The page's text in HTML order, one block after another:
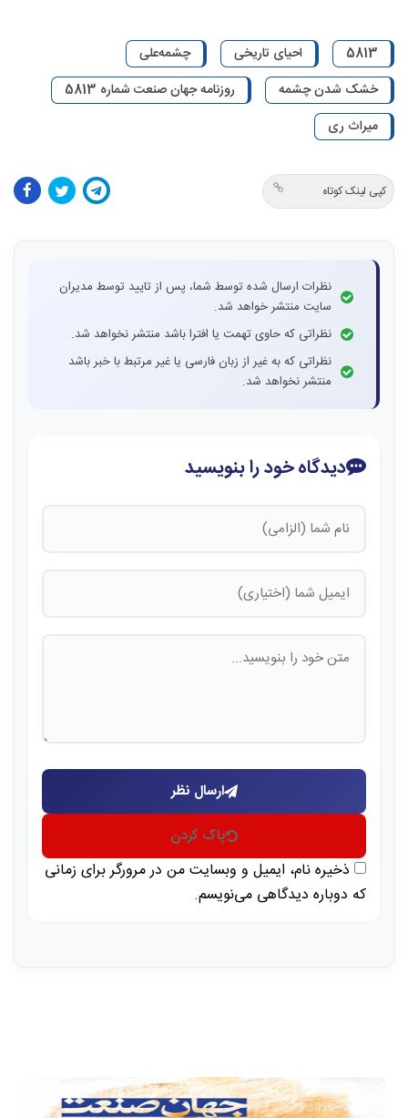
5813 احیای تاریخی
چشمه‌علی
خشک شدن چشمه
روزنامه جهان صنعت شماره 5813
میراث ری
کپی لینک کوتاه
نظرات ارسال شده توسط شما، پس از تایید توسط مدیران
سایت منتشر خواهد شد.
نظراتی که حاوی تهمت یا افترا باشد منتشر نخواهد شد.
نظراتی که به غیر از زبان فارسی یا غیر مرتبط با خبر باشد
منتشر نخواهد شد.
دیدگاه خود را بنویسید
ارسال نظر
پاک کردن
ذخیره نام، ایمیل و وبسایت من در مرورگر برای زمانی
که دوباره دیدگاهی می‌نویسم.